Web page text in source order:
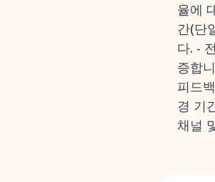
율에
간(단
다. -
증합
피드
경 기
채널